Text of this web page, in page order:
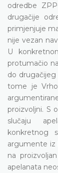
odredbe
drugačije
primjenjuje
nije vezan
U
protumačio
do
tome je
proizvoljni. S
slučaju
konkretnog
argumente iz
na
apelanata